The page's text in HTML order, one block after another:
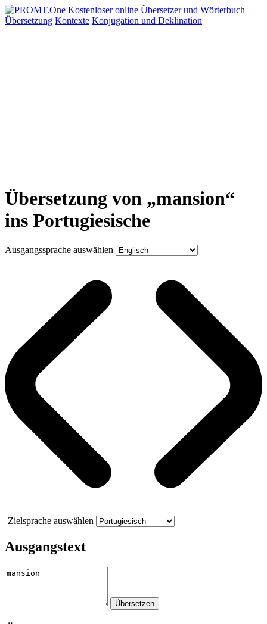
Übersetzung Kontexte Konjugation und Deklination
Übersetzung von „mansion“
ins Portugiesische
Ausgangssprache auswählen
Zielsprache auswählen
Ausgangstext